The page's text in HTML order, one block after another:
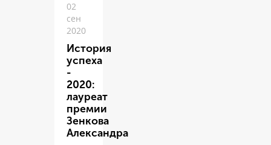
02
сен
2020
История
успеха
-
2020:
лауреат
премии
Зенкова
Александра